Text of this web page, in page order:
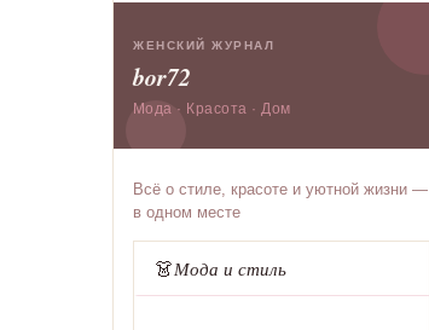
ЖЕНСКИЙ ЖУРНАЛ
bor72
Мода · Красота · Дом
Всё о стиле, красоте и уютной жизни —
в одном месте
👗Мода и стиль